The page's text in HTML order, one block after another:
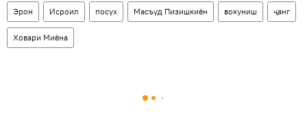
Эрон Исроил посух Масъуд Пизишкиён вокуниш ҷанг
Ховари Миёна